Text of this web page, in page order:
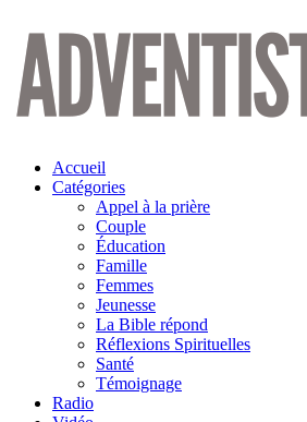
Aller
contenu
Accueil
Catégories
Appel à la prière
Couple
Éducation
Famille
Femmes
Jeunesse
La Bible répond
Réflexions Spirituelles
Santé
Témoignage
Radio